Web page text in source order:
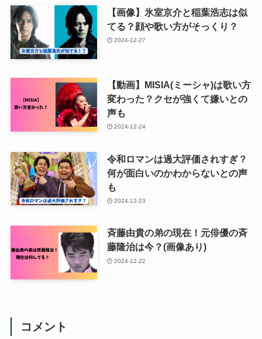
【画像】氷室京介と稲葉浩志は似
てる？顔や歌い方がそっくり？
2024-12-27
【動画】MISIA(ミーシャ)は歌い方
変わった？クセが強くて嫌いとの
声も
2024-12-24
令和ロマンは過大評価されすぎ？
何が面白いのかわからないとの声
も
2024-12-23
斉藤由貴の弟の現在！元俳優の斉
藤隆治は今？(画像あり)
2024-12-22
コメント